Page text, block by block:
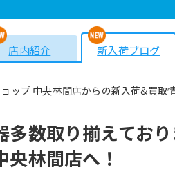
店内紹介 新入荷ブログ
ップ 中央林間店からの新入荷&買取
多数取り揃えてお
林間店へ！